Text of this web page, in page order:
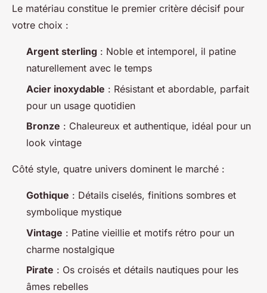
Le matériau constitue le premier critère décisif pour
votre choix :
Argent sterling : Noble et intemporel, il patine
naturellement avec le temps
Acier inoxydable : Résistant et abordable, parfait
pour un usage quotidien
Bronze : Chaleureux et authentique, idéal pour un
look vintage
Côté style, quatre univers dominent le marché :
Gothique : Détails ciselés, finitions sombres et
symbolique mystique
Vintage : Patine vieillie et motifs rétro pour un
charme nostalgique
Pirate : Os croisés et détails nautiques pour les
âmes rebelles